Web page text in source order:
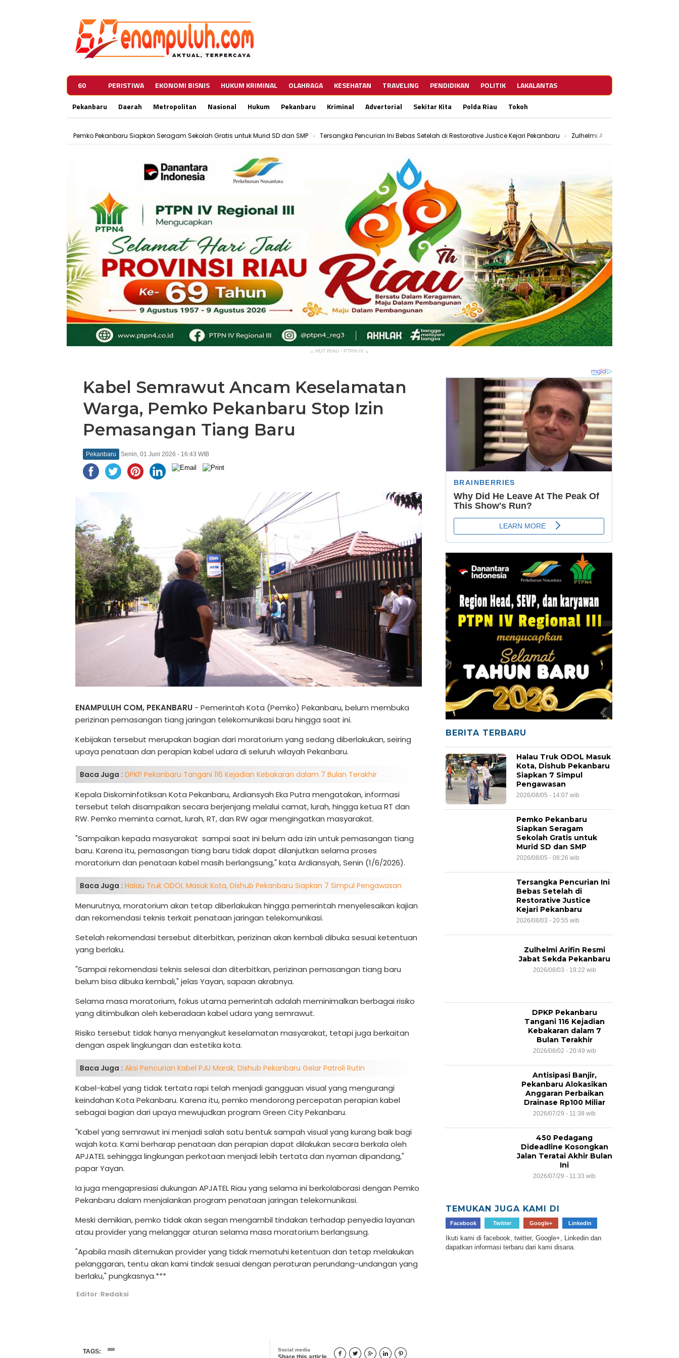
60 PERISTIWA EKONOMI BISNIS HUKUM KRIMINAL OLAHRAGA KESEHATAN TRAVELING PENDIDIKAN POLITIK
LAKALANTAS
Pekanbaru
Daerah Metropolitan Nasional Hukum Pekanbaru Kriminal Advertorial Sekitar Kita Polda Riau Tokoh
Pemko Pekanbaru Siapkan Seragam Sekolah Gratis untuk Murid SD dan SMP Tersangka Pencurian Ini Bebas Setelah di Restorative Justice Kejari Pekanbaru
Zulhelmi Arifin Resmi Jabat Sekda
Pemko Pekanbaru Siapkan Seragam Sekolah Gratis untuk Murid SD dan SMP
Tersangka Pencurian Ini Bebas Setelah di Restorative Justice Kejari Pekanbaru
450 Pedagang Dideadline Kosongkan Jalan Teratai Akhir Bulan Ini
Aksi Pencurian Kabel PJU Marak, Dishub Pekanbaru Gelar Patroli Rutin
Pemko Pekanbaru Siapkan Seragam Sekolah Gratis untuk Murid SD dan SMP
Tersangka Pencurian Ini Bebas Setelah di Restorative Justice Kejari Pekanbaru
Zulhelmi Arifin Resmi Jabat Sekda
450 Pedagang Dideadline Kosongkan Jalan Teratai Akhir Bulan Ini
Aksi Pencurian Kabel PJU Marak, Dishub Pekanbaru Gelar Patroli Rutin PWI Pekanbaru dan KPU Teken MoU, Perkuat Tugas
▴ HUT RIAU - PTPN IV ▴
Kabel Semrawut Ancam Keselamatan
Warga, Pemko Pekanbaru Stop Izin
Pemasangan Tiang Baru
Pekanbaru Senin, 01 Juni 2026 - 16:43 WIB
ENAMPULUH COM, PEKANBARU - Pemerintah Kota (Pemko) Pekanbaru, belum membuka
perizinan pemasangan tiang jaringan telekomunikasi baru hingga saat ini.
Kebijakan tersebut merupakan bagian dari moratorium yang sedang diberlakukan, seiring
upaya penataan dan perapian kabel udara di seluruh wilayah Pekanbaru.
Baca Juga : DPKP Pekanbaru Tangani 116 Kejadian Kebakaran dalam 7 Bulan Terakhir
Kepala Diskominfotiksan Kota Pekanbaru, Ardiansyah Eka Putra mengatakan, informasi
tersebut telah disampaikan secara berjenjang melalui camat, lurah, hingga ketua RT dan
RW. Pemko meminta camat, lurah, RT, dan RW agar mengingatkan masyarakat.
"Sampaikan kepada masyarakat sampai saat ini belum ada izin untuk pemasangan tiang
baru. Karena itu, pemasangan tiang baru tidak dapat dilanjutkan selama proses
moratorium dan penataan kabel masih berlangsung," kata Ardiansyah, Senin (1/6/2026).
Baca Juga : Halau Truk ODOL Masuk Kota, Dishub Pekanbaru Siapkan 7 Simpul Pengawasan
Menurutnya, moratorium akan tetap diberlakukan hingga pemerintah menyelesaikan kajian
dan rekomendasi teknis terkait penataan jaringan telekomunikasi.
Setelah rekomendasi tersebut diterbitkan, perizinan akan kembali dibuka sesuai ketentuan
yang berlaku.
"Sampai rekomendasi teknis selesai dan diterbitkan, perizinan pemasangan tiang baru
belum bisa dibuka kembali," jelas Yayan, sapaan akrabnya.
Selama masa moratorium, fokus utama pemerintah adalah meminimalkan berbagai risiko
yang ditimbulkan oleh keberadaan kabel udara yang semrawut.
Risiko tersebut tidak hanya menyangkut keselamatan masyarakat, tetapi juga berkaitan
dengan aspek lingkungan dan estetika kota.
Baca Juga : Aksi Pencurian Kabel PJU Marak, Dishub Pekanbaru Gelar Patroli Rutin
Kabel-kabel yang tidak tertata rapi telah menjadi gangguan visual yang mengurangi
keindahan Kota Pekanbaru. Karena itu, pemko mendorong percepatan perapian kabel
sebagai bagian dari upaya mewujudkan program Green City Pekanbaru.
"Kabel yang semrawut ini menjadi salah satu bentuk sampah visual yang kurang baik bagi
wajah kota. Kami berharap penataan dan perapian dapat dilakukan secara berkala oleh
APJATEL sehingga lingkungan perkotaan menjadi lebih tertata dan nyaman dipandang,"
papar Yayan.
Ia juga mengapresiasi dukungan APJATEL Riau yang selama ini berkolaborasi dengan Pemko
Pekanbaru dalam menjalankan program penataan jaringan telekomunikasi.
Meski demikian, pemko tidak akan segan mengambil tindakan terhadap penyedia layanan
atau provider yang melanggar aturan selama masa moratorium berlangsung.
"Apabila masih ditemukan provider yang tidak mematuhi ketentuan dan tetap melakukan
pelanggaran, tentu akan kami tindak sesuai dengan peraturan perundang-undangan yang
berlaku," pungkasnya.***
Editor :Redaksi
Social media
    
TAGS:
BERITA TERBARU
Halau Truk ODOL Masuk
Kota, Dishub Pekanbaru
Siapkan 7 Simpul
Pengawasan
2026/08/05 - 14:07 wib
Pemko Pekanbaru
Siapkan Seragam
Sekolah Gratis untuk
Murid SD dan SMP
2026/08/05 - 08:26 wib
Tersangka Pencurian Ini
Bebas Setelah di
Restorative Justice
Kejari Pekanbaru
2026/08/03 - 20:55 wib
Zulhelmi Arifin Resmi
Jabat Sekda Pekanbaru
2026/08/03 - 19:22 wib
DPKP Pekanbaru
Tangani 116 Kejadian
Kebakaran dalam 7
Bulan Terakhir
2026/08/02 - 20:49 wib
Antisipasi Banjir,
Pekanbaru Alokasikan
Anggaran Perbaikan
Drainase Rp100 Miliar
2026/07/29 - 11:38 wib
450 Pedagang
Dideadline Kosongkan
Jalan Teratai Akhir Bulan
Ini
2026/07/29 - 11:33 wib
TEMUKAN JUGA KAMI DI
Facebook Twitter Google+ Linkedin
Ikuti kami di facebook, twitter, Google+, Linkedin dan
dapatkan informasi terbaru dari kami disana.